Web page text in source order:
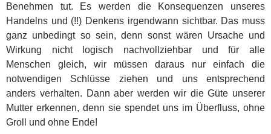
Benehmen tut. Es werden die Konsequenzen unseres
Handelns und (!!) Denkens irgendwann sichtbar. Das muss
ganz unbedingt so sein, denn sonst wären Ursache und
Wirkung nicht logisch nachvollziehbar und für alle
Menschen gleich, wir müssen daraus nur einfach die
notwendigen Schlüsse ziehen und uns entsprechend
anders verhalten. Dann aber werden wir die Güte unserer
Mutter erkennen, denn sie spendet uns im Überfluss, ohne
Groll und ohne Ende!